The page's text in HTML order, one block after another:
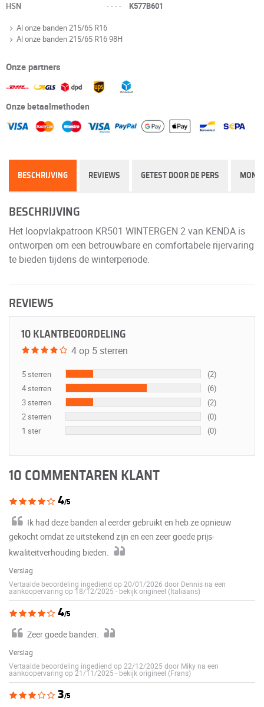
HSN
---- K577B601
Al onze banden 215/65 R16
Al onze banden 215/65 R16 98H
Onze partners
Onze betaalmethoden
BESCHRIJVING REVIEWS GETEST DOOR DE PERS
BESCHRIJVING
Het loopvlakpatroon KR501 WINTERGEN 2 van KENDA is
ontworpen om een betrouwbare en comfortabele rijervaring
te bieden tijdens de winterperiode.
REVIEWS
10 KLANTBEOORDELING
4 op 5 sterren
5 sterren
(2)
4 sterren
(6)
3 sterren
(2)
2 sterren
(0)
1 ster
(0)
10 COMMENTAREN KLANT
4/5
Ik had deze banden al eerder gebruikt en heb ze opnieuw
gekocht omdat ze uitstekend zijn en een zeer goede prijs-
kwaliteitverhouding bieden.
Verslag
Vertaalde beoordeling ingediend op 20/01/2026 door Dennis na een
aankoopervaring op 18/12/2025 -bekijk origineel (Italiaans)
4/5
Zeer goede banden.
Verslag
Vertaalde beoordeling ingediend op 22/12/2025 door Miky na een
aankoopervaring op 21/11/2025 -bekijk origineel (Frans)
3/5